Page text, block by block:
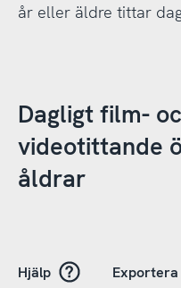
år eller äldre tittar
Dagligt film-
videotittande
åldrar
Hjälp Exportera